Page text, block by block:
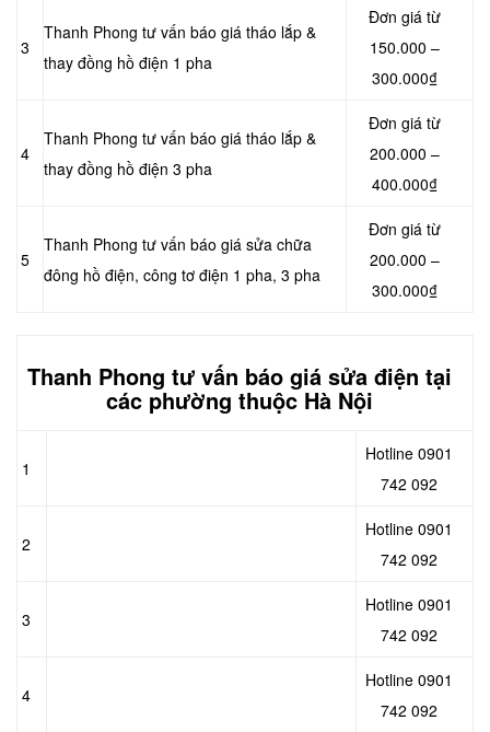
3
Thanh Phong tư vấn báo giá tháo lắp &
thay đồng hồ điện 1 pha
Đơn giá từ
150.000 –
300.000₫
4
Thanh Phong tư vấn báo giá tháo lắp &
thay đồng hồ điện 3 pha
Đơn giá từ
200.000 –
400.000₫
5
Thanh Phong tư vấn báo giá sửa chữa
đông hồ điện, công tơ điện 1 pha, 3 pha
Đơn giá từ
200.000 –
300.000₫
Thanh Phong tư vấn báo giá sửa điện tại
các phường thuộc Hà Nội
1
Hotline 0901
742 092
2
Hotline 0901
742 092
3
Hotline 0901
742 092
4
Hotline 0901
742 092